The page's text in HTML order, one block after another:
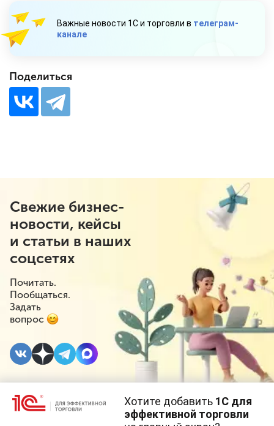
Важные новости 1С и торговли в телеграм-
канале
Поделиться
Свежие бизнес-
новости, кейсы
и статьи в наших
соцсетях
Почитать.
Пообщаться.
Задать
вопрос
3 НОЯБРЯ 2020 #⁣МаркировкаХотите добавить 1С для
эффективной торговли